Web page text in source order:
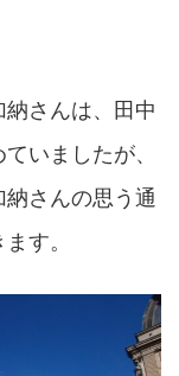
さんは、田中
いましたが、
さんの思う通
す。